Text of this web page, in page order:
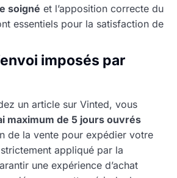
soigné et l’apposition correcte du
essentiels pour la satisfaction de
imposés par
un article sur Vinted, vous
maximum de 5 jours ouvrés
de la vente pour expédier votre
appliqué par la
une expérience d’achat